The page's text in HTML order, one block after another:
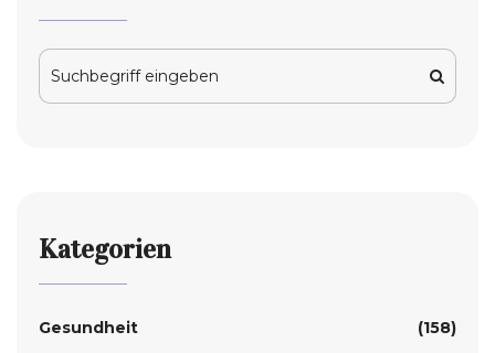
Kategorien
Gesundheit
(158)